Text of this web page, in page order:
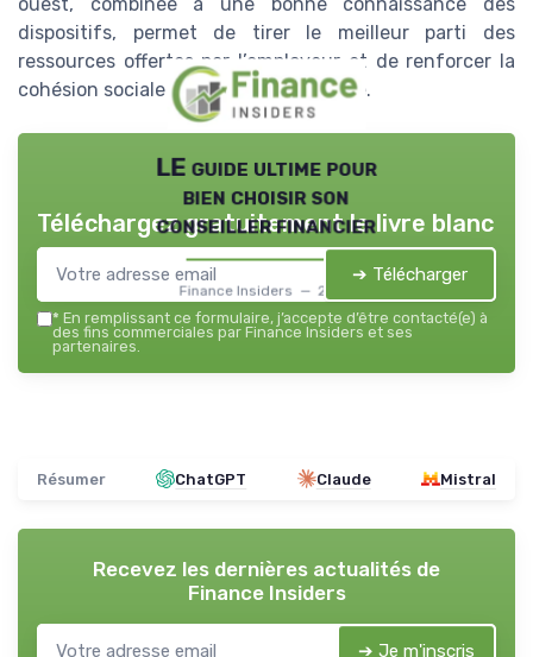
dispositifs, permet de tirer le meilleur parti des
ressources offertes par l’employeur et de renforcer la
cohésion sociale au sein de l’entreprise.
LE guide ultime pour
bien choisir son
conseiller financier
Finance Insiders — 2026
Téléchargez gratuitement le livre blanc
➔ Télécharger
* En remplissant ce formulaire, j’accepte d’être contacté(e) à
des fins commerciales par Finance Insiders et ses
partenaires.
Résumer ChatGPT Claude Mistral
Recevez les dernières actualités de
Finance Insiders
➔ Je m'inscris